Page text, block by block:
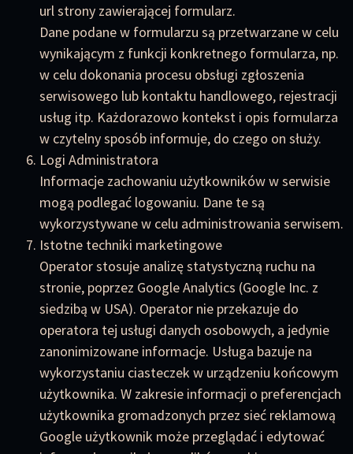
url strony zawierającej formularz.
Dane podane w formularzu są przetwarzane w celu
wynikającym z funkcji konkretnego formularza, np.
w celu dokonania procesu obsługi zgłoszenia
serwisowego lub kontaktu handlowego, rejestracji
usług itp. Każdorazowo kontekst i opis formularza
w czytelny sposób informuje, do czego on służy.
Logi Administratora
Informacje zachowaniu użytkowników w serwisie
mogą podlegać logowaniu. Dane te są
wykorzystywane w celu administrowania serwisem.
Istotne techniki marketingowe
Operator stosuje analizę statystyczną ruchu na
stronie, poprzez Google Analytics (Google Inc. z
siedzibą w USA). Operator nie przekazuje do
operatora tej usługi danych osobowych, a jedynie
zanonimizowane informacje. Usługa bazuje na
wykorzystaniu ciasteczek w urządzeniu końcowym
użytkownika. W zakresie informacji o preferencjach
użytkownika gromadzonych przez sieć reklamową
Google użytkownik może przeglądać i edytować